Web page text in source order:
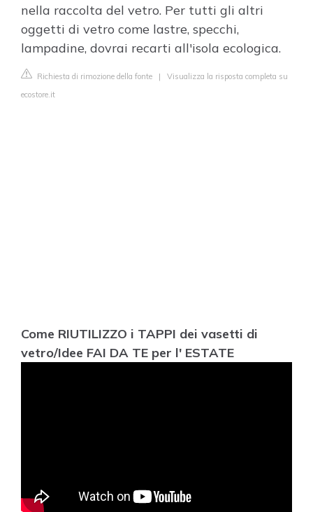
nella raccolta del vetro. Per tutti gli altri
oggetti di vetro come lastre, specchi,
lampadine, dovrai recarti all'isola ecologica.
Richiesta di rimozione della fonte | Visualizza la risposta completa su
ecostore.it
Come RIUTILIZZO i TAPPI dei vasetti di
vetro/Idee FAI DA TE per l' ESTATE